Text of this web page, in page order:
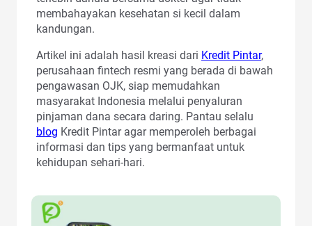
membahayakan kesehatan si kecil dalam
kandungan.
Artikel ini adalah hasil kreasi dari Kredit Pintar,
perusahaan fintech resmi yang berada di bawah
pengawasan OJK, siap memudahkan
masyarakat Indonesia melalui penyaluran
pinjaman dana secara daring. Pantau selalu
blog Kredit Pintar agar memperoleh berbagai
informasi dan tips yang bermanfaat untuk
kehidupan sehari-hari.